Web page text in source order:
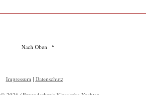
Nach Oben
Impressum | Datenschutz